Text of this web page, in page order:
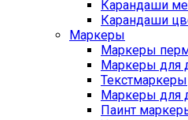
Карандаши
Карандаши
Маркеры
Маркеры
Маркеры для
Текстмаркеры
Маркеры для
Паинт